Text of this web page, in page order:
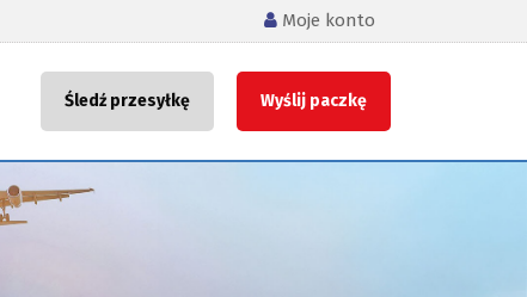
Moje konto
Śledź przesyłkę Wyślij paczkę